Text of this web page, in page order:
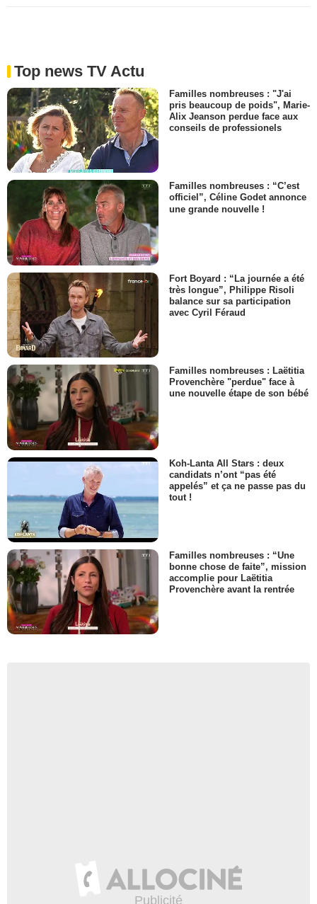
Top news TV Actu
Familles nombreuses : "J'ai
pris beaucoup de poids", Marie-
Alix Jeanson perdue face aux
conseils de professionels
Familles nombreuses : “C’est
officiel”, Céline Godet annonce
une grande nouvelle !
Fort Boyard : “La journée a été
très longue”, Philippe Risoli
balance sur sa participation
avec Cyril Féraud
Familles nombreuses : Laëtitia
Provenchère "perdue" face à
une nouvelle étape de son bébé
Koh-Lanta All Stars : deux
candidats n’ont “pas été
appelés” et ça ne passe pas du
tout !
Familles nombreuses : “Une
bonne chose de faite”, mission
accomplie pour Laëtitia
Provenchère avant la rentrée